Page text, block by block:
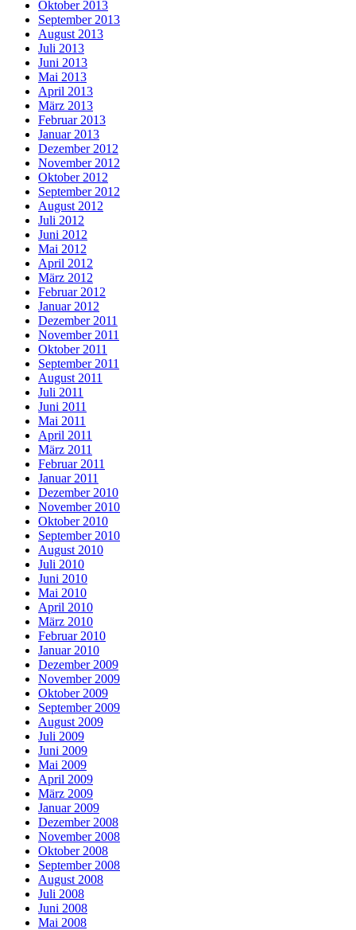
Oktober 2013
September 2013
August 2013
Juli 2013
Juni 2013
Mai 2013
April 2013
März 2013
Februar 2013
Januar 2013
Dezember 2012
November 2012
Oktober 2012
September 2012
August 2012
Juli 2012
Juni 2012
Mai 2012
April 2012
März 2012
Februar 2012
Januar 2012
Dezember 2011
November 2011
Oktober 2011
September 2011
August 2011
Juli 2011
Juni 2011
Mai 2011
April 2011
März 2011
Februar 2011
Januar 2011
Dezember 2010
November 2010
Oktober 2010
September 2010
August 2010
Juli 2010
Juni 2010
Mai 2010
April 2010
März 2010
Februar 2010
Januar 2010
Dezember 2009
November 2009
Oktober 2009
September 2009
August 2009
Juli 2009
Juni 2009
Mai 2009
April 2009
März 2009
Januar 2009
Dezember 2008
November 2008
Oktober 2008
September 2008
August 2008
Juli 2008
Juni 2008
Mai 2008